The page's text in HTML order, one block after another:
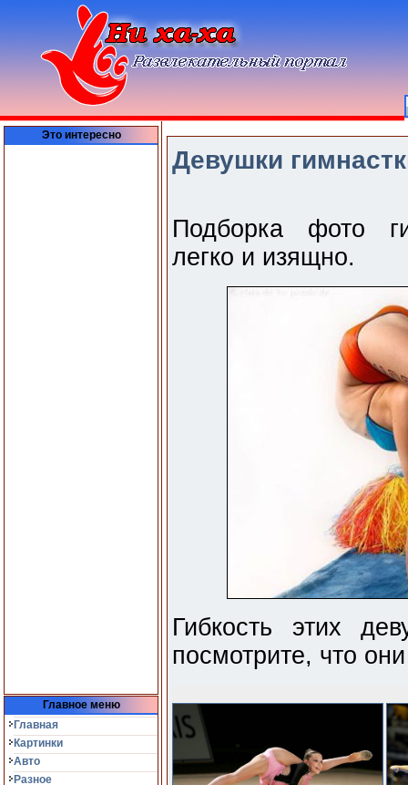
Это интересно
Главное меню
Главная
Картинки
Авто
Разное
Девушки
Подборка фото
легко и изящно.
Гибкость этих
посмотрите, что